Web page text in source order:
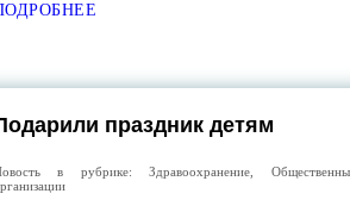
праздник детям
в рубрике:Здравоохранение